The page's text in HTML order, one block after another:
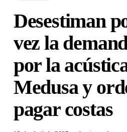
Desestiman
vez la
por la
Medusa y
pagar costas